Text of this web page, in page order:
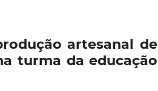
artesanal de
turma da educação